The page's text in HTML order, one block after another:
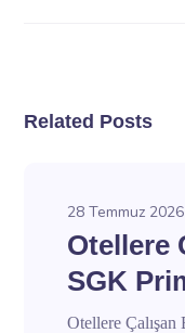
Related Posts
28 Temmuz 2026
Otellere
SGK
Otellere